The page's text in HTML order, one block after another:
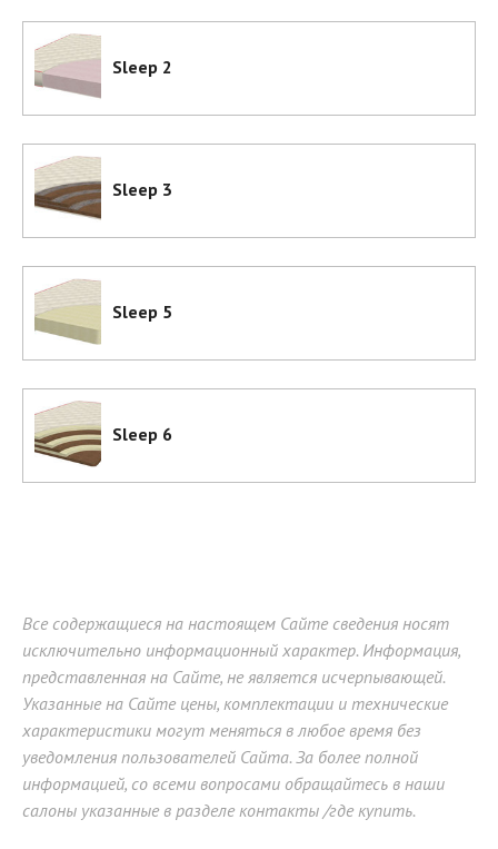
Sleep 2
Sleep 3
Sleep 5
Sleep 6
Все содержащиеся на настоящем Сайте сведения носят
исключительно информационный характер. Информация,
представленная на Сайте, не является исчерпывающей.
Указанные на Сайте цены, комплектации и технические
характеристики могут меняться в любое время без
уведомления пользователей Сайта. За более полной
информацией, со всеми вопросами обращайтесь в наши
салоны указанные в разделе контакты /где купить.